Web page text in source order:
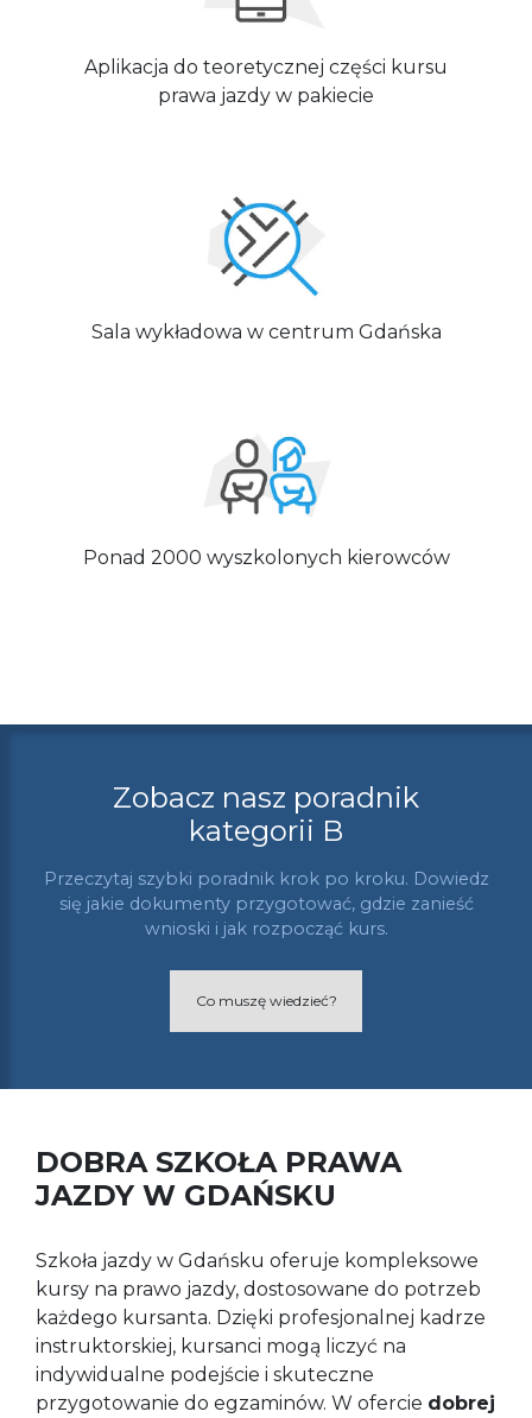
Aplikacja do teoretycznej części kursu
prawa jazdy w pakiecie
Sala wykładowa w centrum Gdańska
Ponad 2000 wyszkolonych kierowców
Zobacz nasz poradnik
kategorii B
Przeczytaj szybki poradnik krok po kroku. Dowiedz
się jakie dokumenty przygotować, gdzie zanieść
wnioski i jak rozpocząć kurs.
Co muszę wiedzieć?
DOBRA SZKOŁA PRAWA
JAZDY W GDAŃSKU
Szkoła jazdy w Gdańsku oferuje kompleksowe
kursy na prawo jazdy, dostosowane do potrzeb
każdego kursanta. Dzięki profesjonalnej kadrze
instruktorskiej, kursanci mogą liczyć na
indywidualne podejście i skuteczne
przygotowanie do egzaminów. W ofercie dobrej